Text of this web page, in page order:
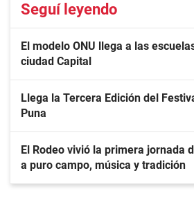
Seguí leyendo
El modelo ONU llega a las
ciudad Capital
Llega la Tercera Edición del
Puna
El Rodeo vivió la primera jornada
a puro campo, música y tradición